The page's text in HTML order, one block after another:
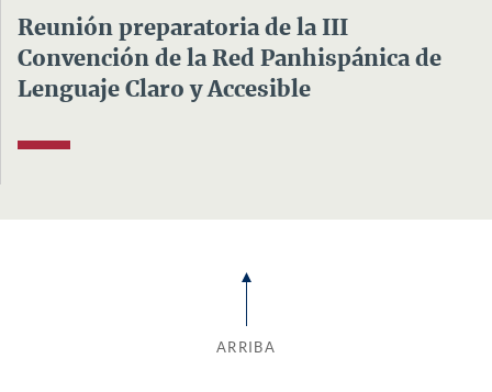
Reunión preparatoria de la III
Convención de la Red Panhispánica de
Lenguaje Claro y Accesible
ARRIBA